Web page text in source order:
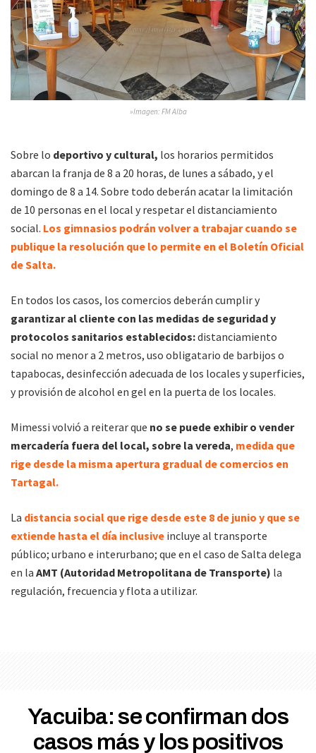
»Imagen: FM Alba
Sobre lo deportivo y cultural, los horarios permitidos
abarcan la franja de 8 a 20 horas, de lunes a sábado, y el
domingo de 8 a 14. Sobre todo deberán acatar la limitación
de 10 personas en el local y respetar el distanciamiento
social. Los gimnasios podrán volver a trabajar cuando se
publique la resolución que lo permite en el Boletín Oficial
de Salta.
En todos los casos, los comercios deberán cumplir y
garantizar al cliente con las medidas de seguridad y
protocolos sanitarios establecidos:distanciamiento
social no menor a 2 metros, uso obligatario de barbijos o
tapabocas, desinfección adecuada de los locales y superficies,
y provisión de alcohol en gel en la puerta de los locales.
Mimessi volvió a reiterar que no se puede exhibir o vender
mercadería fuera del local, sobre la vereda, medida que
rige desde la misma apertura gradual de comercios en
Tartagal.
La distancia social que rige desde este 8 de junio y que se
extiende hasta el día inclusive incluye al transporte
público; urbano e interurbano; que en el caso de Salta delega
en la AMT (Autoridad Metropolitana de Transporte) la
regulación, frecuencia y flota a utilizar.
Yacuiba: se confirman dos
casos más y los positivos